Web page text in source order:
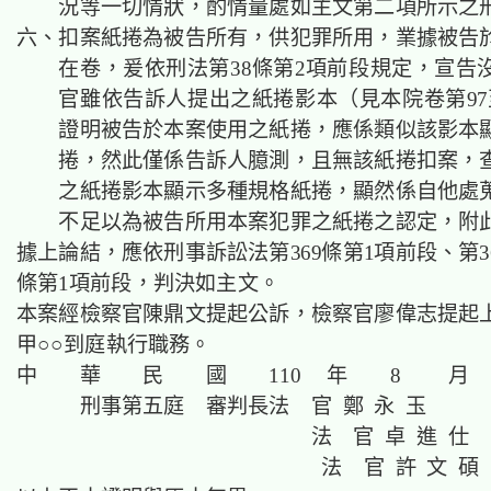
況等一切情狀，酌情量處如主文第二項所示之
六、扣案紙捲為被告所有，供犯罪所用，業據被告
在卷，爰依刑法第38條第2項前段規定，宣告
官雖依告訴人提出之紙捲影本（見本院卷第
證明被告於本案使用之紙捲，應係類似該影本
捲，然此僅係告訴人臆測，且無該紙捲扣案，
之紙捲影本顯示多種規格紙捲，顯然係自他處
不足以為被告所用本案犯罪之紙捲之認定，附
據上論結，應依刑事訴訟法第369條第1項前段、第
條第1項前段，判決如主文。
本案經檢察官陳鼎文提起公訴，檢察官廖偉志提起
甲○○到庭執行職務。
中 華 民 國 110 年 8 月
刑事第五庭 審判長法 官 鄭 永 玉
法 官 卓 進 仕
法 官 許 文 碩